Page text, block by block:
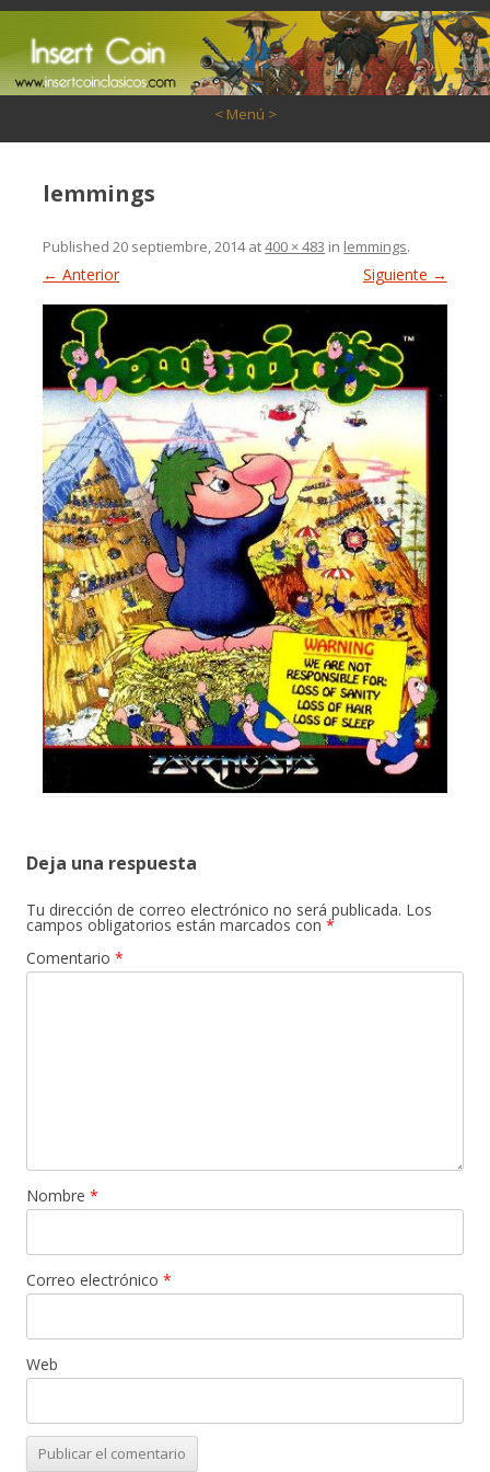
< Menú >
lemmings
Published20 septiembre, 2014at400 × 483 in lemmings.
← Anterior Siguiente →
Deja una respuesta
Tu dirección de correo electrónico no será publicada. Los
campos obligatorios están marcados con *
Comentario *
Nombre *
Correo electrónico *
Web